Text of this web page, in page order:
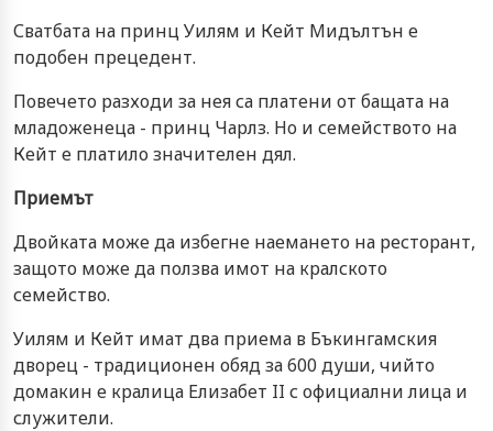
Сватбата на принц Уилям и Кейт Мидълтън е
подобен прецедент.
Повечето разходи за нея са платени от бащата на
младоженеца - принц Чарлз. Но и семейството на
Кейт е платило значителен дял.
Приемът
Двойката може да избегне наемането на ресторант,
защото може да ползва имот на кралското
семейство.
Уилям и Кейт имат два приема в Бъкингамския
дворец - традиционен обяд за 600 души, чийто
домакин е кралица Елизабет II с официални лица и
служители.